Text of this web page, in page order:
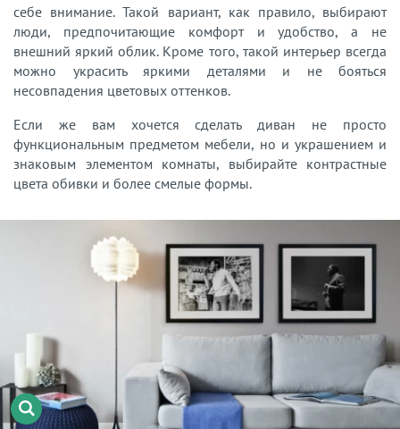
себе внимание. Такой вариант, как правило, выбирают
люди, предпочитающие комфорт и удобство, а не
внешний яркий облик. Кроме того, такой интерьер всегда
можно украсить яркими деталями и не бояться
несовпадения цветовых оттенков.
Если же вам хочется сделать диван не просто
функциональным предметом мебели, но и украшением и
знаковым элементом комнаты, выбирайте контрастные
цвета обивки и более смелые формы.